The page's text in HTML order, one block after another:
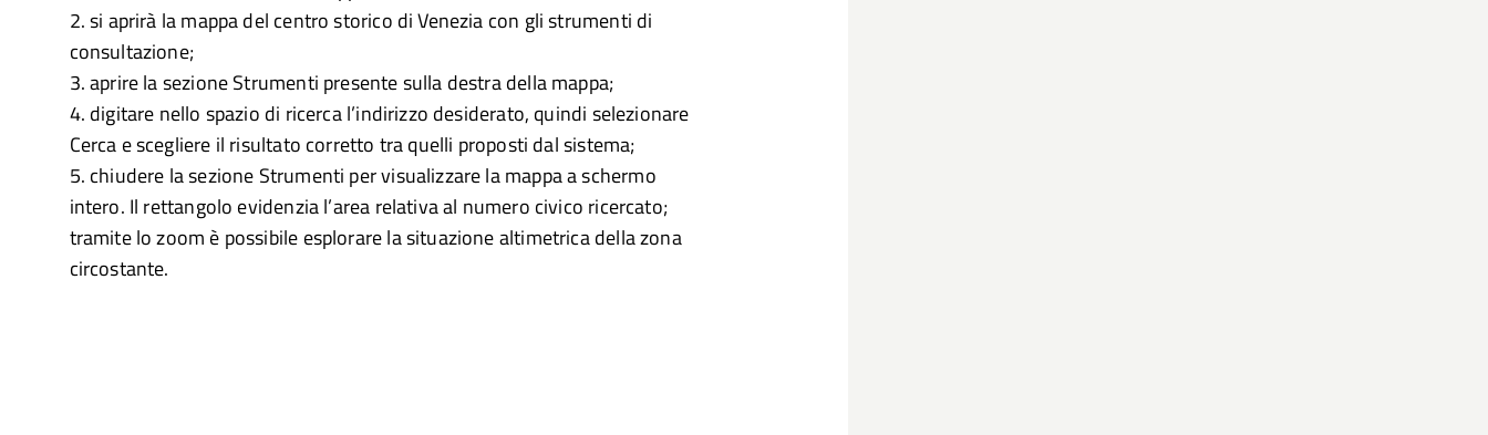
2. si aprirà la mappa del centro storico di Venezia con gli strumenti di
consultazione;
3. aprire la sezione Strumenti presente sulla destra della mappa;
4. digitare nello spazio di ricerca l’indirizzo desiderato, quindi selezionare
Cerca e scegliere il risultato corretto tra quelli proposti dal sistema;
5. chiudere la sezione Strumenti per visualizzare la mappa a schermo
intero. Il rettangolo evidenzia l’area relativa al numero civico ricercato;
tramite lo zoom è possibile esplorare la situazione altimetrica della zona
circostante.